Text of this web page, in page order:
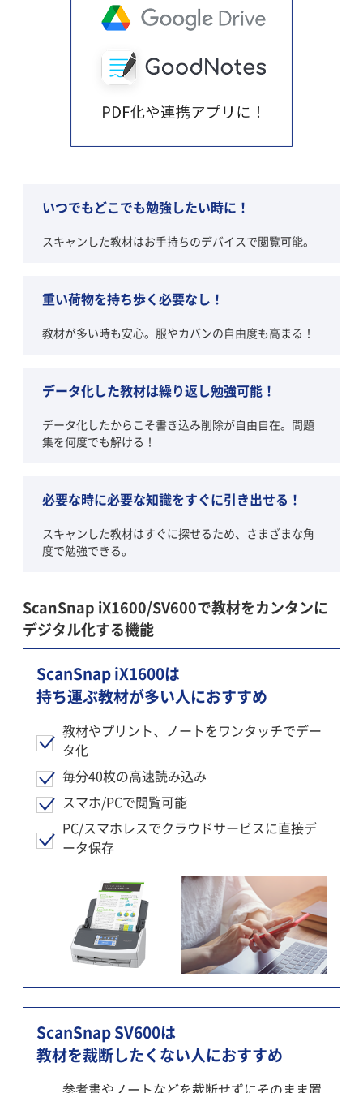
いつでもどこでも勉強したい時に！
スキャンした教材はお手持ちのデバイスで閲覧可能。
重い荷物を持ち歩く必要なし！
教材が多い時も安心。服やカバンの自由度も高まる！
データ化した教材は繰り返し勉強可能！
データ化したからこそ書き込み削除が自由自在。問題
集を何度でも解ける！
必要な時に必要な知識をすぐに引き出せる！
スキャンした教材はすぐに探せるため、さまざまな角
度で勉強できる。
ScanSnap iX1600/SV600で教材をカンタンに
デジタル化する機能
ScanSnap iX1600は
持ち運ぶ教材が多い人におすすめ
教材やプリント、ノートをワンタッチでデー
タ化
毎分40枚の高速読み込み
スマホ/PCで閲覧可能
PC/スマホレスでクラウドサービスに直接デ
ータ保存
ScanSnap SV600は
教材を裁断したくない人におすすめ
参考書やノートなどを裁断せずにそのまま置